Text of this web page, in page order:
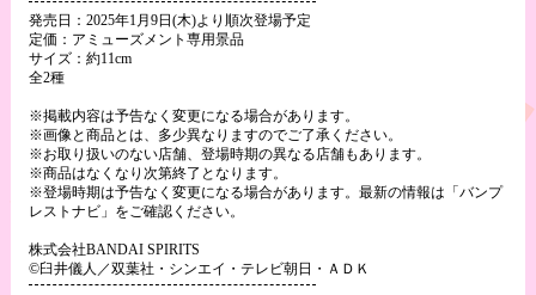
発売日：2025年1月9日(木)より順次登場予定
定価：アミューズメント専用景品
サイズ：約11cm
全2種
※掲載内容は予告なく変更になる場合があります。
※画像と商品とは、多少異なりますのでご了承ください。
※お取り扱いのない店舗、登場時期の異なる店舗もあります。
※商品はなくなり次第終了となります。
※登場時期は予告なく変更になる場合があります。最新の情報は「バンプ
レストナビ」をご確認ください。
株式会社BANDAI SPIRITS
©臼井儀人／双葉社・シンエイ・テレビ朝日・ＡＤＫ